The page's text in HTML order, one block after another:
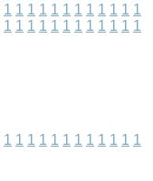
1 1 1 1 1 1 1 1 1 1 1 1
1 1 1 1 1 1 1 1 1 1 1 1
1 1 1 1 1 1 1 1 1 1 1 1